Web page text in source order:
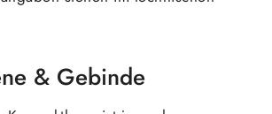
& Gebinde